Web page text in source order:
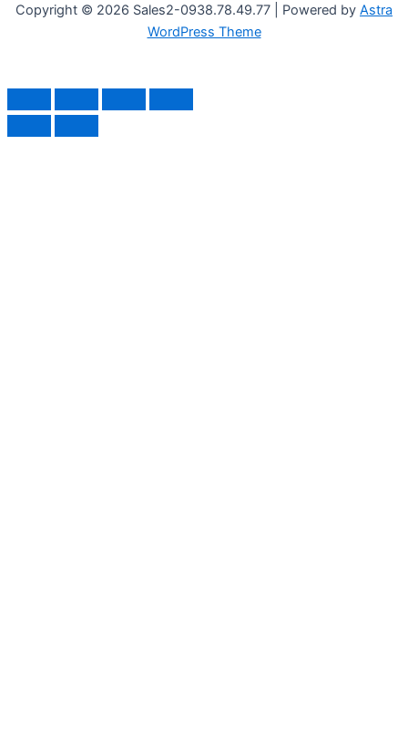
Copyright © 2026 Sales2-0938.78.49.77 | Powered by Astra
WordPress Theme